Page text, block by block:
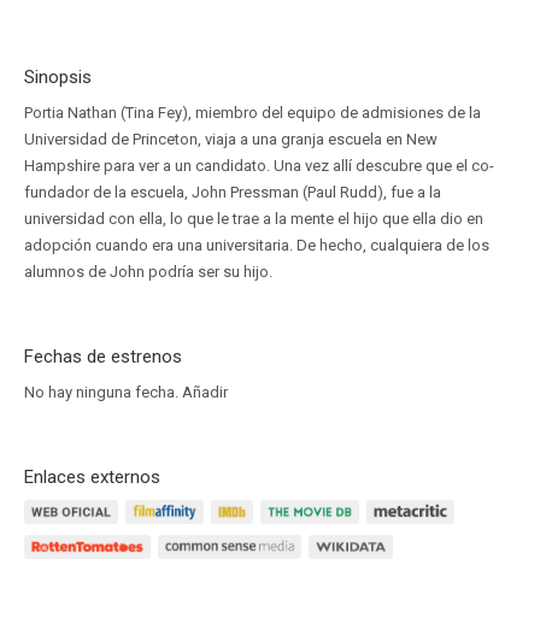
Sinopsis
Portia Nathan (Tina Fey), miembro del equipo de admisiones de la
Universidad de Princeton, viaja a una granja escuela en New
Hampshire para ver a un candidato. Una vez allí descubre que el co-
fundador de la escuela, John Pressman (Paul Rudd), fue a la
universidad con ella, lo que le trae a la mente el hijo que ella dio en
adopción cuando era una universitaria. De hecho, cualquiera de los
alumnos de John podría ser su hijo.
Fechas de estrenos
No hay ninguna fecha. Añadir
Enlaces externos